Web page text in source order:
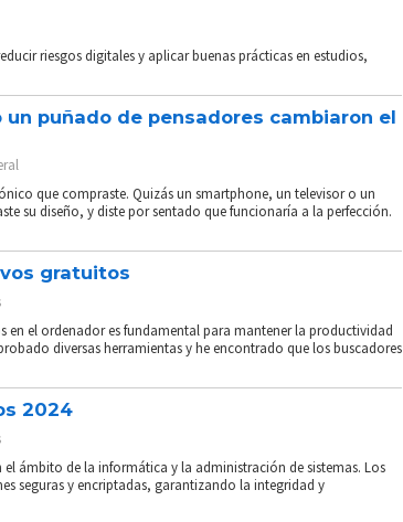
riesgos digitales y aplicar buenas prácticas en estudios,
puñado de pensadores cambiaron el
que compraste. Quizás un smartphone, un televisor o un
su diseño, y diste por sentado que funcionaría a la perfección.
gratuitos
en el ordenador es fundamental para mantener la productividad
diversas herramientas y he encontrado que los buscadores
2024
ámbito de la informática y la administración de sistemas. Los
seguras y encriptadas, garantizando la integridad y